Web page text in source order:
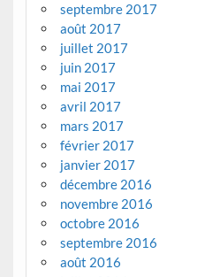
septembre 2017
août 2017
juillet 2017
juin 2017
mai 2017
avril 2017
mars 2017
février 2017
janvier 2017
décembre 2016
novembre 2016
octobre 2016
septembre 2016
août 2016